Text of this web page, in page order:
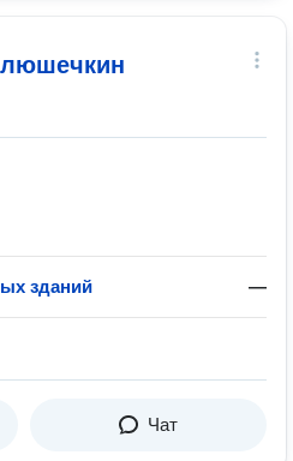
зданий —
Чат